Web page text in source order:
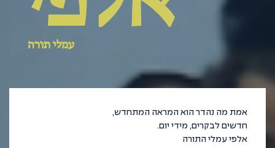
עמלי תורה
אמת מה נהדר הוא המראה המתחדש,
חדשים לבקרים, מידי יום.
אלפי עמלי התורה